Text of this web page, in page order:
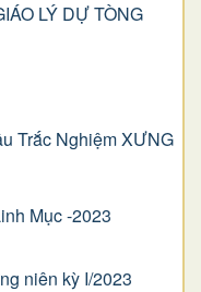
LÝ DỰ TÒNG
Trắc Nghiệm XƯNG
Mục -2023
niên kỳ I/2023